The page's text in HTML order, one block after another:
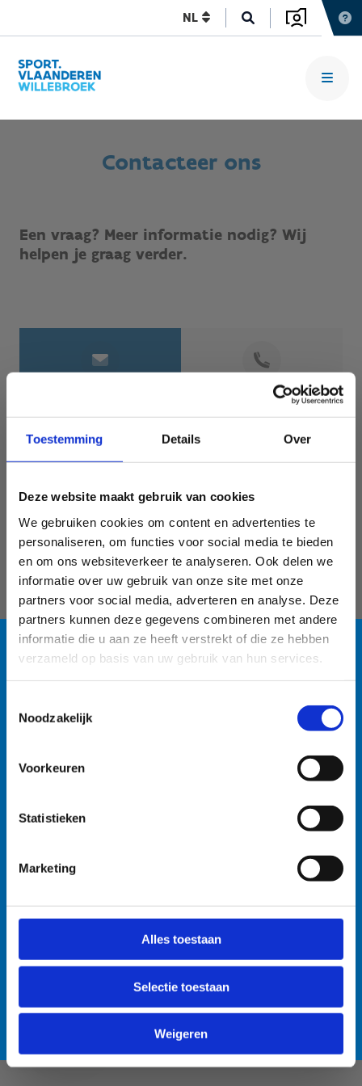
Toestemming Details Over
Deze website maakt gebruik van cookies
We gebruiken cookies om content en advertenties te
personaliseren, om functies voor social media te bieden
en om ons websiteverkeer te analyseren. Ook delen we
informatie over uw gebruik van onze site met onze
partners voor social media, adverteren en analyse. Deze
partners kunnen deze gegevens combineren met andere
informatie die u aan ze heeft verstrekt of die ze hebben
verzameld op basis van uw gebruik van hun services.
Noodzakelijk
Voorkeuren
Statistieken
Marketing
Alles toestaan
Selectie toestaan
Weigeren
NL
watersportbaan
🚫 Helaas is er blauwalg vastgesteld in onze
watersportbaan. Dit betekent dat er vanaf nu een
recreatieverbod geldt. 🛶 Roeien, kajakken en zeilen
wordt afgeraden, maar kunnen mits volgende
na elke training. • Boten goed afspoelen na elke
training. • Niet in de drijflaag varen. • Niet voor
personen met een zwakke gezondheid. Voor de
voorzien. Bedankt voor jullie begrip! 💙
Lees meer over de alternatieve zwemlocatie
Contacteer ons
Een vraag? Meer informatie nodig? Wij
helpen je graag verder.
Geef aan tot welk domein jouw vraag behoort
KIES EEN DOMEIN
Jouw vraag
Anti-Robot Verification
Click to start verification
Verzend